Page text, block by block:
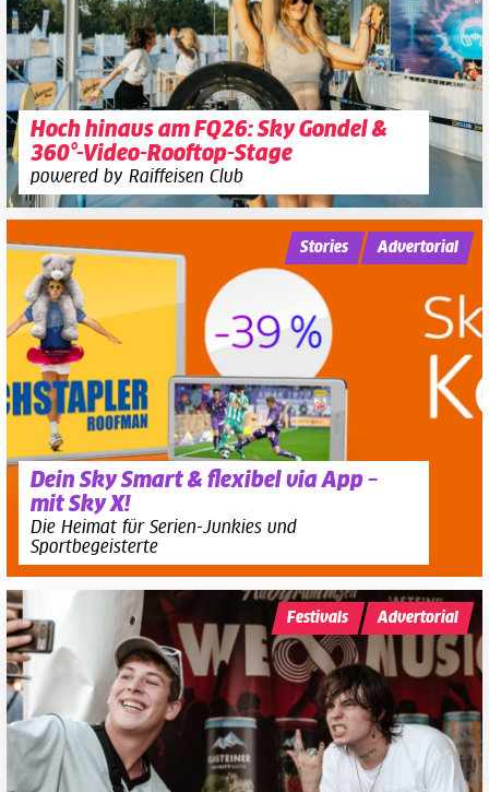
Hoch hinaus am FQ26: Sky Gondel &
360°-Video-Rooftop-Stage
powered by Raiffeisen Club
Dein Sky Smart & flexibel via App –
mit Sky X!
Die Heimat für Serien-Junkies und
Sportbegeisterte
Stories Advertorial
Festivals Advertorial